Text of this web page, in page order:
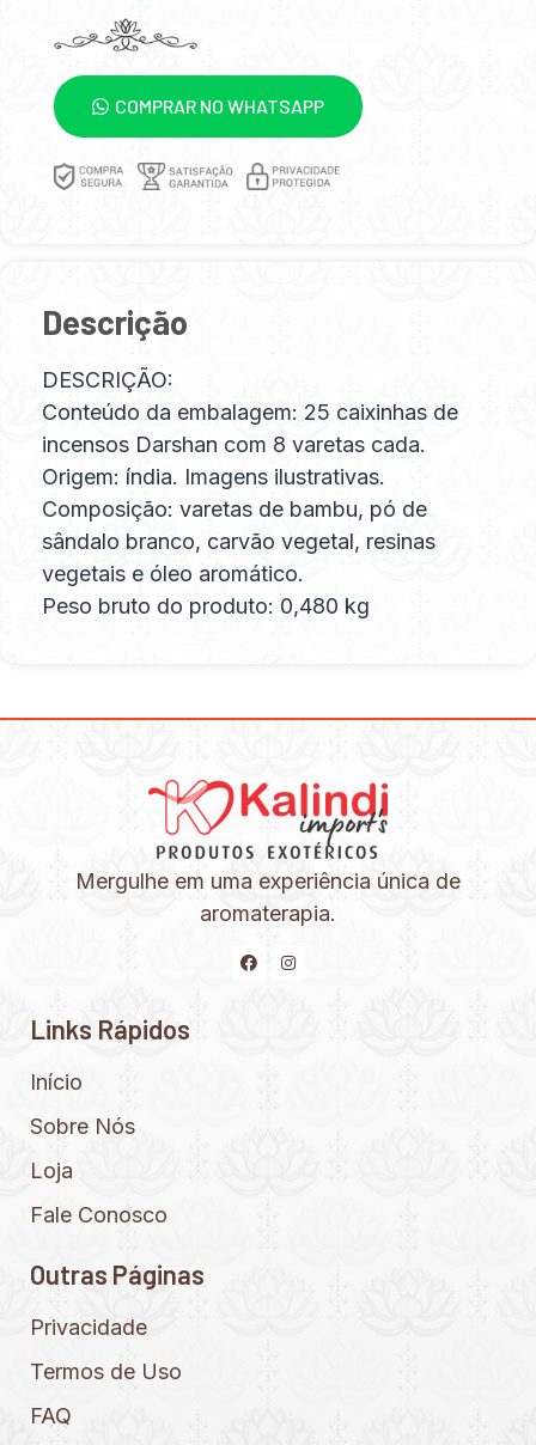
COMPRAR NO WHATSAPP
Descrição
DESCRIÇÃO:
Conteúdo da embalagem: 25 caixinhas de
incensos Darshan com 8 varetas cada.
Origem: índia. Imagens ilustrativas.
Composição: varetas de bambu, pó de
sândalo branco, carvão vegetal, resinas
vegetais e óleo aromático.
Peso bruto do produto: 0,480 kg
Mergulhe em uma experiência única de
aromaterapia.
Links Rápidos
Início
Sobre Nós
Loja
Fale Conosco
Outras Páginas
Privacidade
Termos de Uso
FAQ